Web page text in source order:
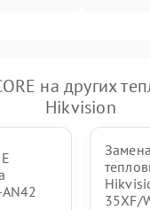
на других
Hikvision
35XF/